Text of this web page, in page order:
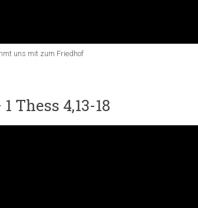
uns mit zum Friedhof
Thess 4,13-18